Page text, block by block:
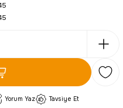
Yorum Yaz Tavsiye Et